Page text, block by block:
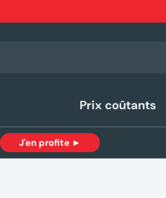
Prix coûtants
J'en profite ►